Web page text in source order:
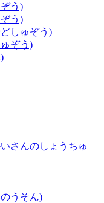
う)
う)
しゅぞう)
ぞう)
さんのしょうちゅ
うそん)